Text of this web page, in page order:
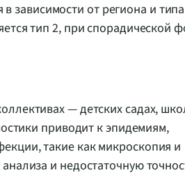
зависимости от региона и типа
тип 2, при спорадической
— детских садах,
приводит к эпидемиям,
такие как микроскопия и
и недостаточную